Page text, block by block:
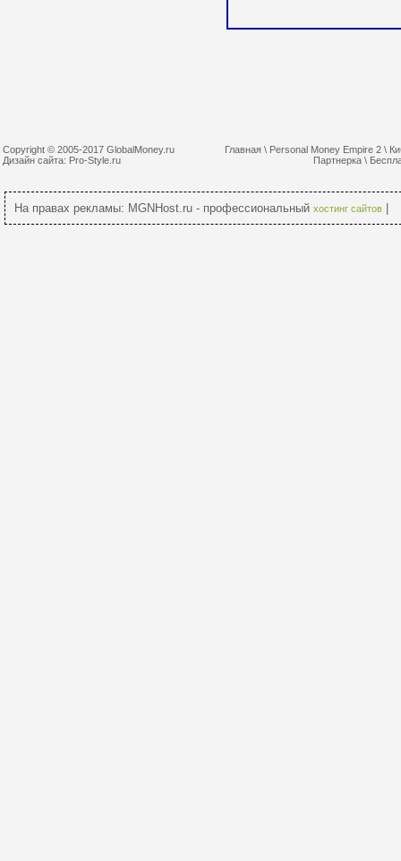
Copyright © 2005-2017 GlobalMoney.ru
Дизайн сайта: Pro-Style.ru
Главная\ Personal Money Empire 2\
Партнерка\
На правах рекламы: MGNHost.ru - профессиональный хостинг сайтов